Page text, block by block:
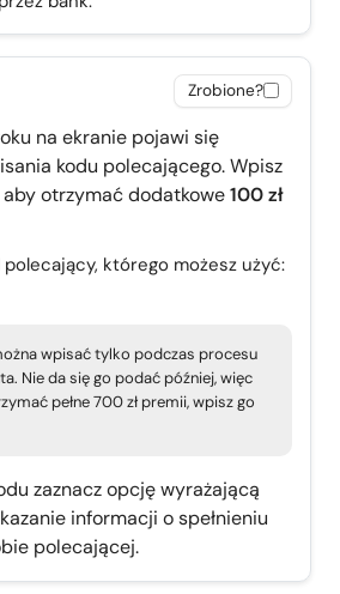
Zrobione?
na ekranie pojawi się
kodu polecającego. Wpisz
aby otrzymać dodatkowe100 zł
polecający, którego możesz użyć:
wpisać tylko podczas procesu
Nie da się go podać później, więc
pełne 700 zł premii, wpisz go
zaznacz opcję wyrażającą
informacji o spełnieniu
polecającej.